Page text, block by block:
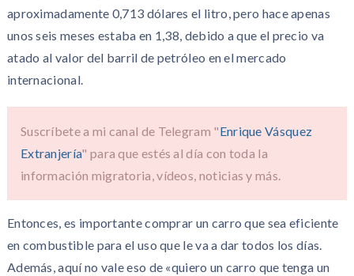
aproximadamente 0,713 dólares el litro, pero hace apenas
unos seis meses estaba en 1,38, debido a que el precio va
atado al valor del barril de petróleo en el mercado
internacional.
Suscríbete a mi canal de Telegram "Enrique Vásquez
Extranjería" para que estés al día con toda la
información migratoria, vídeos, noticias y más.
Entonces, es importante comprar un carro que sea eficiente
en combustible para el uso que le va a dar todos los días.
Además, aquí no vale eso de «quiero un carro que tenga un